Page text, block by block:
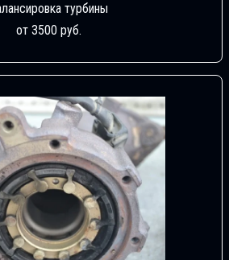
турбины
от 3500 руб.